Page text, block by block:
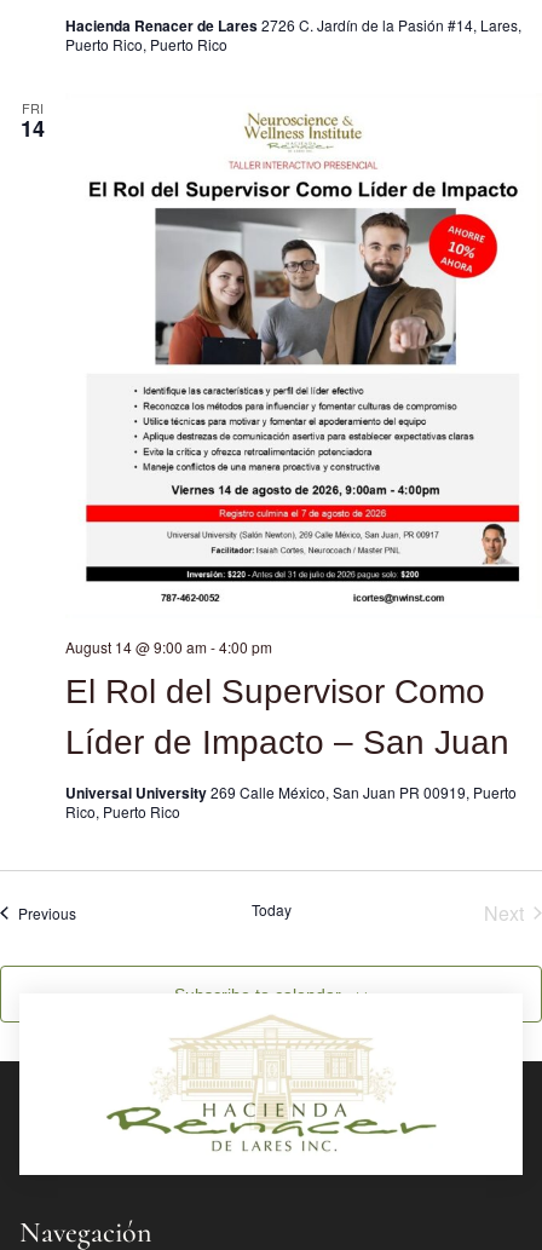
Hacienda Renacer de Lares2726 C. Jardín de la Pasión #14, Lares,
Puerto Rico, Puerto Rico
FRI
14
El Rol del Supervisor Como
Líder de Impacto – San Juan
August 14 @ 9:00 am-4:00 pm
Universal University269 Calle México, San Juan PR 00919, Puerto
Rico, Puerto Rico
PreviousEvents Today Next
Subscribe to calendar
Navegación